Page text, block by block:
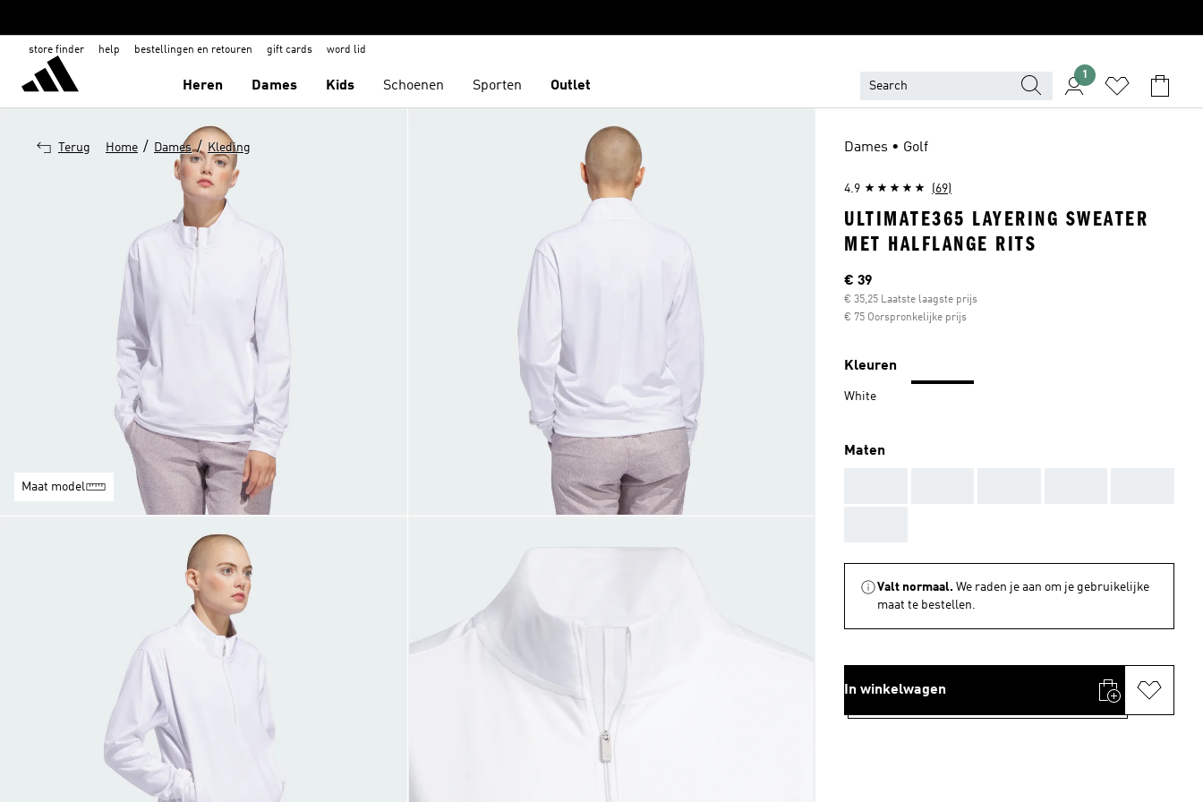
store finder help bestellingen en retouren gift cards word lid
Heren Dames Kids Schoenen Sporten Outlet
1
Terug Home / Dames / Kleding
Maat model
Dames • Golf
4.9 (69)
ULTIMATE365 LAYERING SWEATER
MET HALFLANGE RITS
Huidige prijs
€ 39
€ 35,25 Laatste laagste prijs
€ 75 Oorspronkelijke prijs
Kleuren
White
Maten
Valt normaal. We raden je aan om je gebruikelijke
maat te bestellen.
In winkelwagen